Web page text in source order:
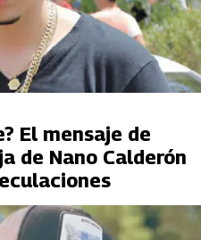
El mensaje de
de Nano Calderón